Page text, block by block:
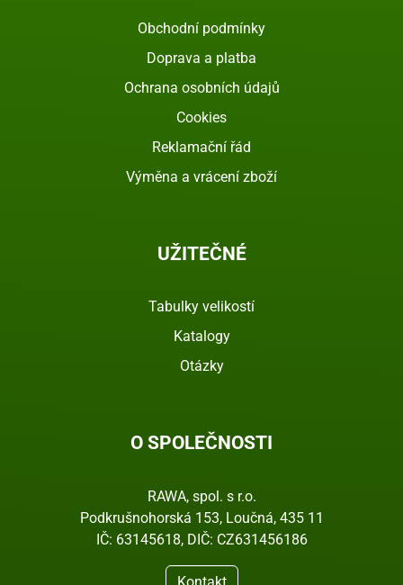
Obchodní podmínky
Doprava a platba
Ochrana osobních údajů
Cookies
Reklamační řád
Výměna a vrácení zboží
UŽITEČNÉ
Tabulky velikostí
Katalogy
Otázky
O SPOLEČNOSTI
RAWA, spol. s r.o.
Podkrušnohorská 153, Loučná, 435 11
IČ: 63145618, DIČ: CZ631456186